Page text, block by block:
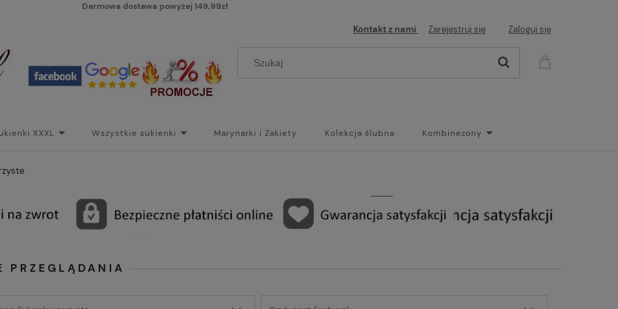
Darmowa dostawa powyżej 149,99zł
Kontakt z nami Zarejestruj się Zaloguj się
XXXL Wszystkie sukienki Marynarki i Żakiety Kolekcja ślubna Kombinezony
PRZEGLĄDANIA